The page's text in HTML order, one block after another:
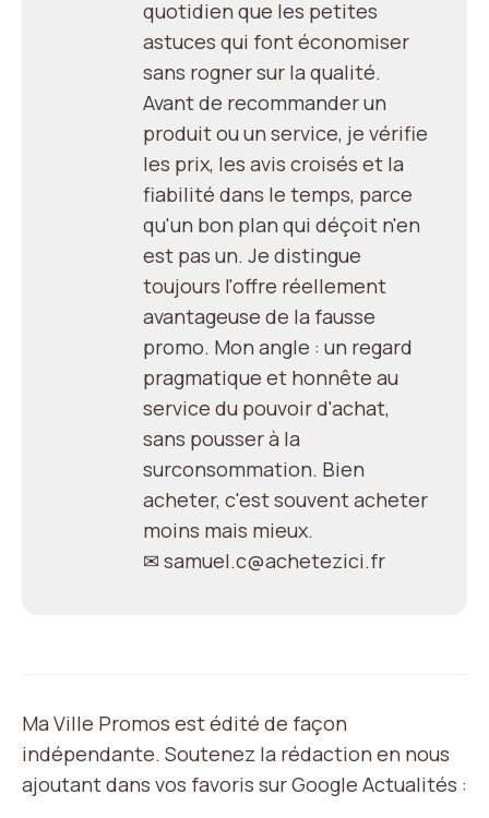
quotidien que les petites
astuces qui font économiser
sans rogner sur la qualité.
Avant de recommander un
produit ou un service, je vérifie
les prix, les avis croisés et la
fiabilité dans le temps, parce
qu'un bon plan qui déçoit n'en
est pas un. Je distingue
toujours l'offre réellement
avantageuse de la fausse
promo. Mon angle : un regard
pragmatique et honnête au
service du pouvoir d'achat,
sans pousser à la
surconsommation. Bien
acheter, c'est souvent acheter
moins mais mieux.
✉ samuel.c@achetezici.fr
Ma Ville Promos est édité de façon
indépendante. Soutenez la rédaction en nous
ajoutant dans vos favoris sur Google Actualités :